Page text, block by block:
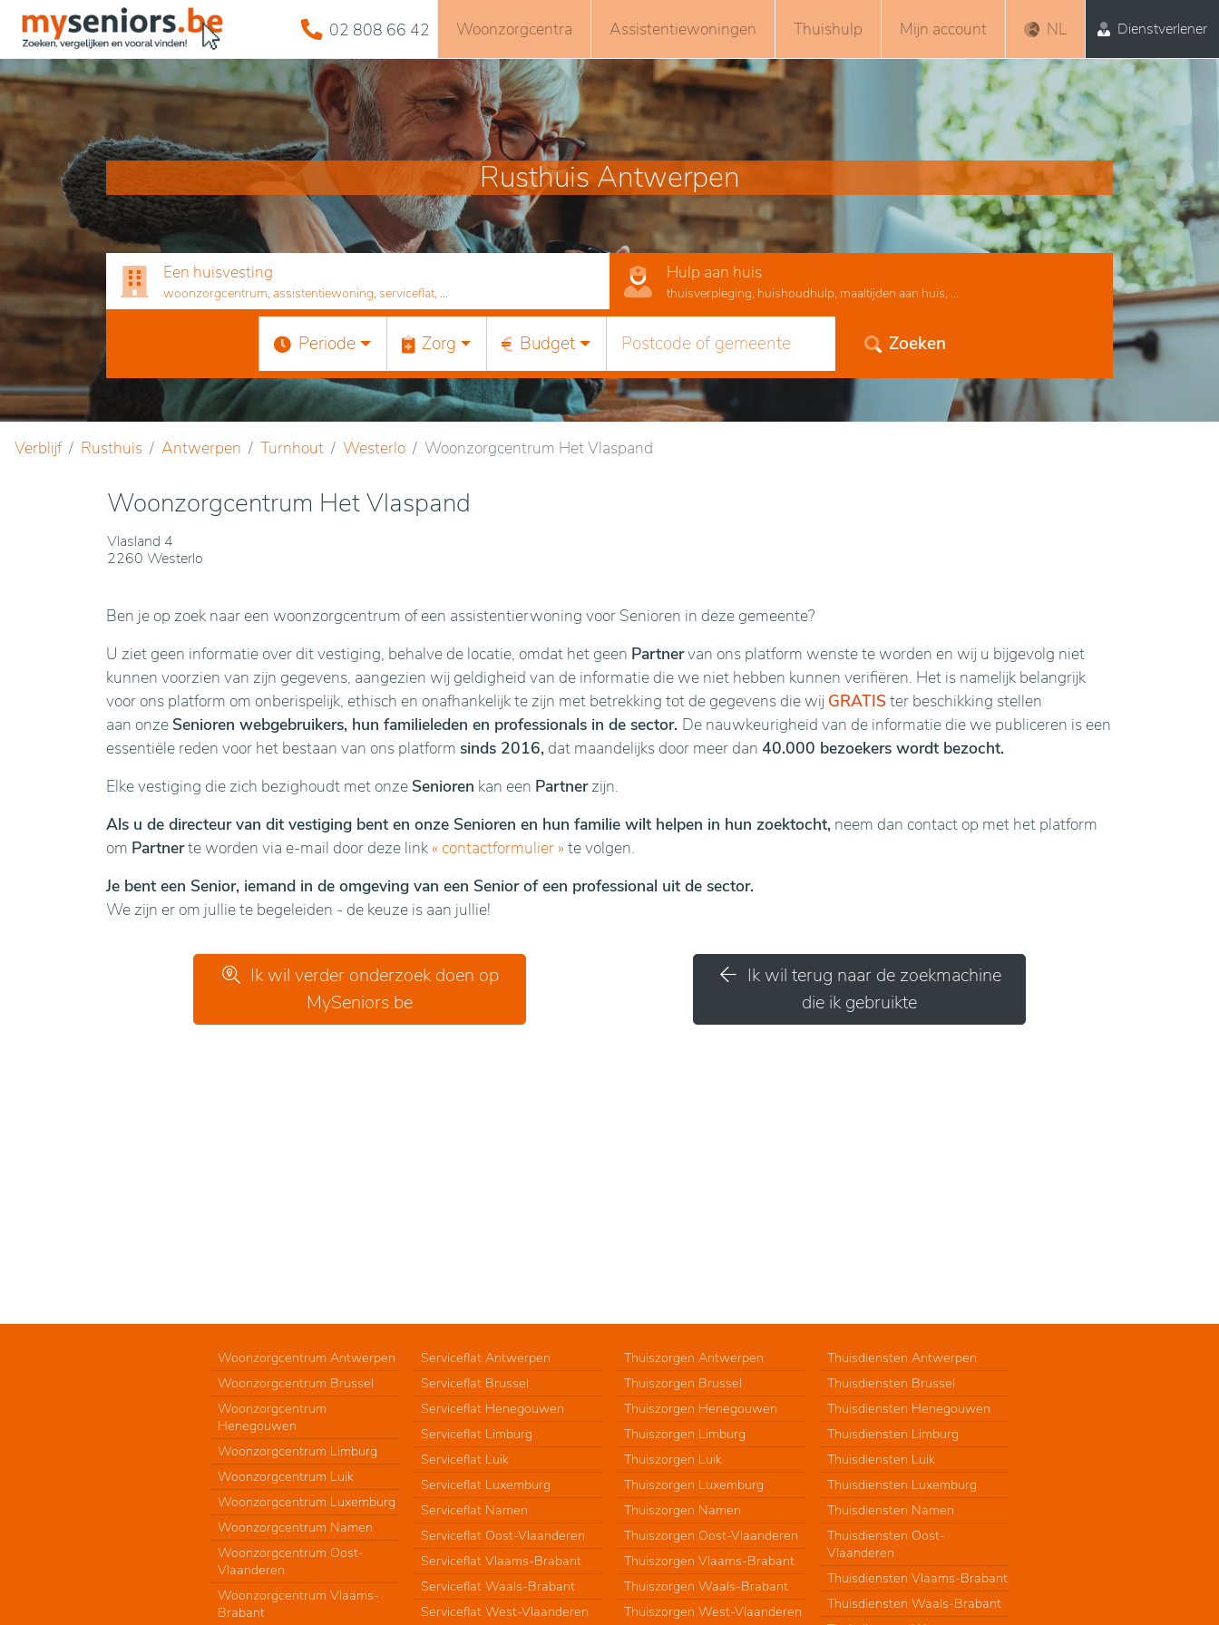
02 808 66 42 Woonzorgcentra Assistentiewoningen Thuishulp Mijn account NL Dienstverlener
Rusthuis Antwerpen
Een huisvesting
woonzorgcentrum, assistentiewoning, serviceflat, ...
Hulp aan huis
thuisverpleging, huishoudhulp, maaltijden aan huis, ...
Periode Zorg Budget Zoeken
Verblijf Rusthuis Antwerpen Turnhout Westerlo Woonzorgcentrum Het Vlaspand
Woonzorgcentrum Het Vlaspand
Vlasland 4
2260 Westerlo
Ben je op zoek naar een woonzorgcentrum of een assistentierwoning voor Senioren in deze gemeente?
U ziet geen informatie over dit vestiging, behalve de locatie, omdat het geen Partnervan ons platform wenste te worden en wij u bijgevolg niet
kunnen voorzien van zijn gegevens, aangezien wij geldigheid van de informatie die we niet hebben kunnen verifiëren. Het is namelijk belangrijk
voor ons platform om onberispelijk, ethisch en onafhankelijk te zijn met betrekking tot de gegevens die wij GRATISter beschikking stellen
aan onze Senioren webgebruikers, hun familieleden en professionals in de sector. De nauwkeurigheid van de informatie die we publiceren is een
essentiële reden voor het bestaan van ons platform sinds 2016, dat maandelijks door meer dan 40.000 bezoekers wordt bezocht.
Elke vestiging die zich bezighoudt met onze Senioren kan een Partnerzijn.
Als u de directeur van dit vestiging bent en onze Senioren en hun familie wilt helpen in hun zoektocht, neem dan contact op met het platform
om Partnerte worden via e-mail door deze link « contactformulier » te volgen.
Je bent een Senior, iemand in de omgeving van een Senior of een professional uit de sector.
We zijn er om jullie te begeleiden - de keuze is aan jullie!
Ik wil verder onderzoek doen op
MySeniors.be
Ik wil terug naar de zoekmachine
die ik gebruikte
Woonzorgcentrum Antwerpen
Woonzorgcentrum Brussel
Woonzorgcentrum
Henegouwen
Woonzorgcentrum Limburg
Woonzorgcentrum Luik
Woonzorgcentrum Luxemburg
Woonzorgcentrum Namen
Woonzorgcentrum Oost-
Vlaanderen
Woonzorgcentrum Vlaams-
Brabant
Serviceflat Antwerpen
Serviceflat Brussel
Serviceflat Henegouwen
Serviceflat Limburg
Serviceflat Luik
Serviceflat Luxemburg
Serviceflat Namen
Serviceflat Oost-Vlaanderen
Serviceflat Vlaams-Brabant
Serviceflat Waals-Brabant
Serviceflat West-Vlaanderen
Thuiszorgen Antwerpen
Thuiszorgen Brussel
Thuiszorgen Henegouwen
Thuiszorgen Limburg
Thuiszorgen Luik
Thuiszorgen Luxemburg
Thuiszorgen Namen
Thuiszorgen Oost-Vlaanderen
Thuiszorgen Vlaams-Brabant
Thuiszorgen Waals-Brabant
Thuiszorgen West-Vlaanderen
Thuisdiensten Antwerpen
Thuisdiensten Brussel
Thuisdiensten Henegouwen
Thuisdiensten Limburg
Thuisdiensten Luik
Thuisdiensten Luxemburg
Thuisdiensten Namen
Thuisdiensten Oost-
Vlaanderen
Thuisdiensten Vlaams-Brabant
Thuisdiensten Waals-Brabant